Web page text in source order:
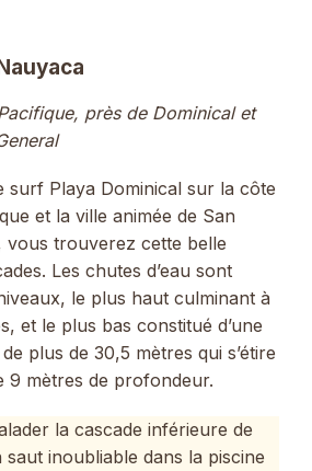
près de Dominical et
surf Playa Dominical sur la côte
et la ville animée de San
vous trouverez cette belle
Les chutes d’eau sont
le plus haut culminant à
et le plus bas constitué d’une
plus de 30,5 mètres qui s’étire
9 mètres de profondeur.
la cascade inférieure de
inoubliable dans la piscine